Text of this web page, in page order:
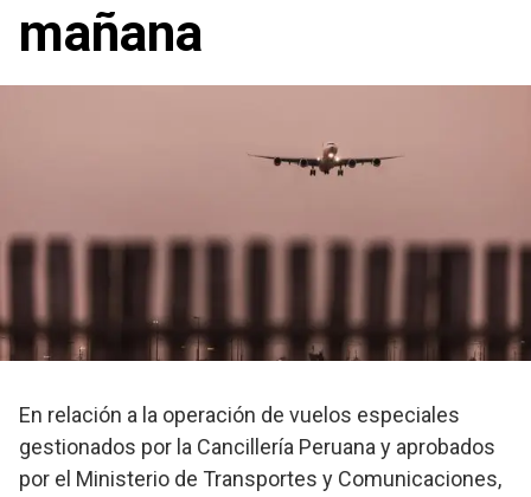
mañana
En relación a la operación de vuelos especiales
gestionados por la Cancillería Peruana y aprobados
por el Ministerio de Transportes y Comunicaciones,